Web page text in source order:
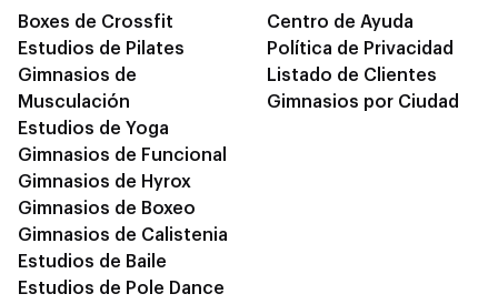
Boxes de Crossfit
Estudios de Pilates
Gimnasios de
Musculación
Estudios de Yoga
Gimnasios de Funcional
Gimnasios de Hyrox
Gimnasios de Boxeo
Gimnasios de Calistenia
Estudios de Baile
Estudios de Pole Dance
Centro de Ayuda
Política de Privacidad
Listado de Clientes
Gimnasios por Ciudad